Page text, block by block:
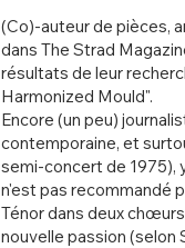
(Co)-auteur de pièces,
dans The Strad
résultats de leur
Harmonized Mould".
Encore (un peu)
contemporaine, et
semi-concert de 1975),
n'est pas recommandé
Ténor dans deux
nouvelle passion